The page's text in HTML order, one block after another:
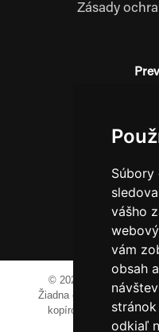
vášho
vám
obsah
odkiaľ
Zásady
© 2023-2024 JM Media,
Žiadna časť tohto portálu
kopírovaná, alebo